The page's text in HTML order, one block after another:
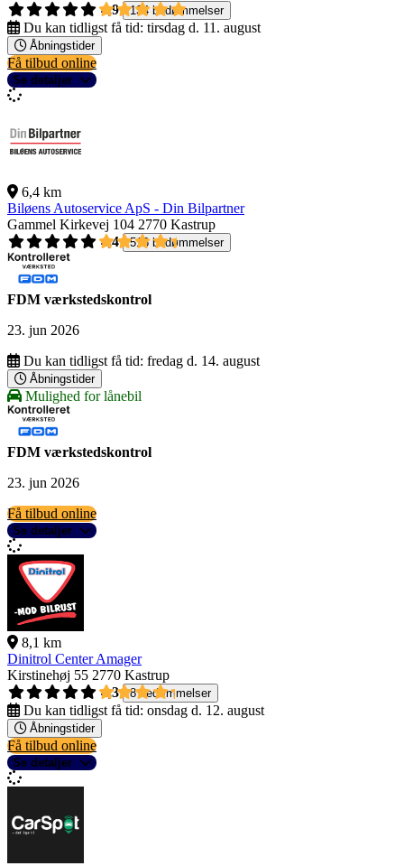
4,9
134 bedømmelser
Du kan tidligst få tid: tirsdag d. 11. august
Åbningstider
Få tilbud online
Se detaljer
6,4 km
Biløens Autoservice ApS - Din Bilpartner
Gammel Kirkevej 104 2770 Kastrup
4,4
516 bedømmelser
FDM værkstedskontrol
23. jun 2026
Du kan tidligst få tid: fredag d. 14. august
Åbningstider
Mulighed for lånebil
FDM værkstedskontrol
23. jun 2026
Få tilbud online
Se detaljer
8,1 km
Dinitrol Center Amager
Kirstinehøj 55 2770 Kastrup
4,3
8 bedømmelser
Du kan tidligst få tid: onsdag d. 12. august
Åbningstider
Få tilbud online
Se detaljer